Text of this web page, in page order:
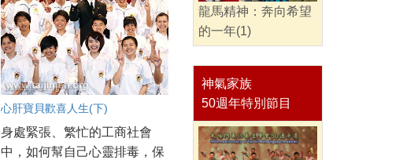
心肝寶貝歡喜人生(下)
身處緊張、繁忙的工商社會
中，如何幫自己心靈排毒，保
龍馬精神：奔向希望
的一年(1)
神氣家族
50週年特別節目